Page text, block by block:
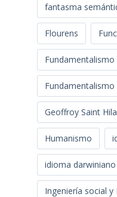
fantasma
Flourens
Geoffroy Saint
Humanismo
idioma
Ingeniería social y